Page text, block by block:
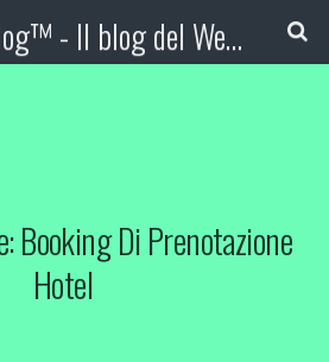
Booking Blog™ - Il blog del Web Marketing Turistico
Booking Di Prenotazione
Hotel